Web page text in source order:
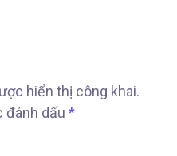
hiển thị công khai.
đánh dấu*